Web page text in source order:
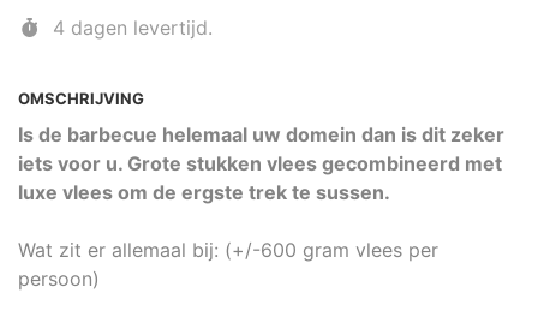
OMSCHRIJVING
Is de barbecue helemaal uw domein dan is dit zeker
iets voor u. Grote stukken vlees gecombineerd met
luxe vlees om de ergste trek te sussen.
Wat zit er allemaal bij: (+/-600 gram vlees per
persoon)
4 dagen levertijd.